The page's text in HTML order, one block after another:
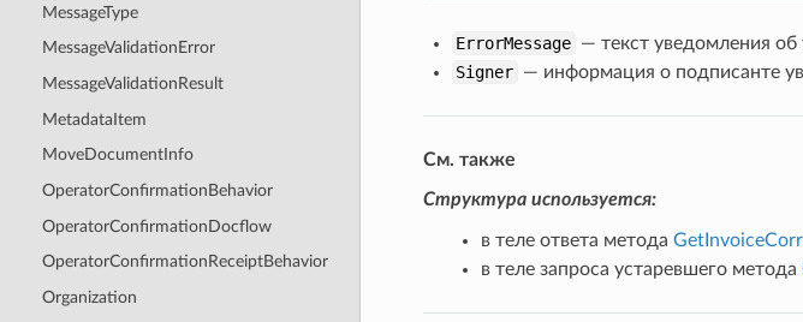
MessageType
MessageValidationError
MessageValidationResult
MetadataItem
MoveDocumentInfo
OperatorConfirmationBehavior
OperatorConfirmationDocflow
OperatorConfirmationReceiptBehavior
Organization
ErrorMessage — текст уведомления
Signer — информация о подписанте
См. также
Структура используется:
в теле ответа метода
в теле запроса устаревшего метода